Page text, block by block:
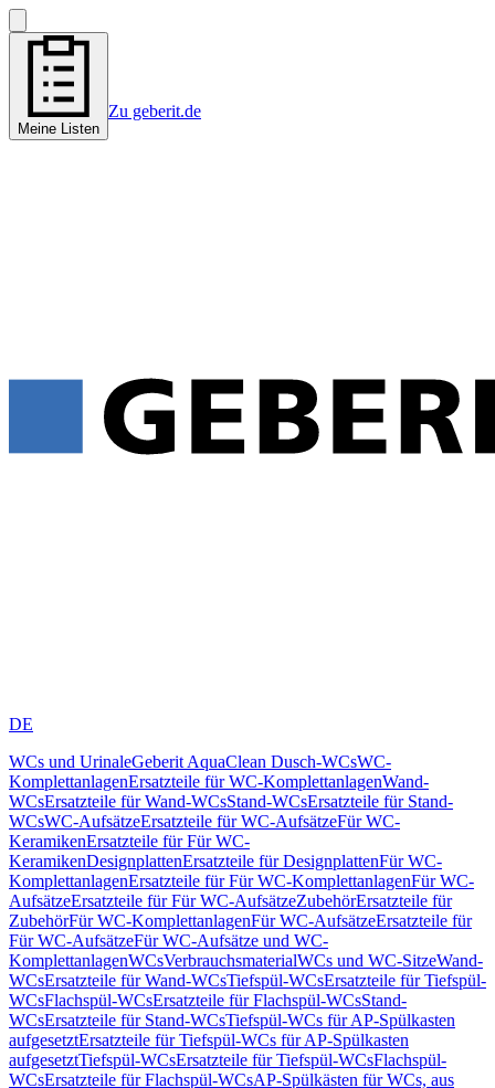
Meine Listen
Zu geberit.de
DE
WCs und UrinaleGeberit AquaClean Dusch-WCsWC-
KomplettanlagenErsatzteile für WC-KomplettanlagenWand-
WCsErsatzteile für Wand-WCsStand-WCsErsatzteile für Stand-
WCsWC-AufsätzeErsatzteile für WC-AufsätzeFür WC-
KeramikenErsatzteile für Für WC-
KeramikenDesignplattenErsatzteile für DesignplattenFür WC-
KomplettanlagenErsatzteile für Für WC-KomplettanlagenFür WC-
AufsätzeErsatzteile für Für WC-AufsätzeZubehörErsatzteile für
ZubehörFür WC-KomplettanlagenFür WC-AufsätzeErsatzteile für
Für WC-AufsätzeFür WC-Aufsätze und WC-
KomplettanlagenWCsVerbrauchsmaterialWCs und WC-SitzeWand-
WCsErsatzteile für Wand-WCsTiefspül-WCsErsatzteile für Tiefspül-
WCsFlachspül-WCsErsatzteile für Flachspül-WCsStand-
WCsErsatzteile für Stand-WCsTiefspül-WCs für AP-Spülkasten
aufgesetztErsatzteile für Tiefspül-WCs für AP-Spülkasten
aufgesetztTiefspül-WCsErsatzteile für Tiefspül-WCsFlachspül-
WCsErsatzteile für Flachspül-WCsAP-Spülkästen für WCs, aus